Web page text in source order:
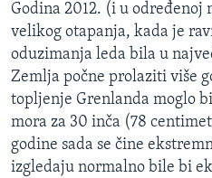
Godina 2012. (i u određenoj
velikog otapanja, kada je
oduzimanja leda bila u
Zemlja počne prolaziti više
topljenje Grenlanda moglo
mora za 30 inča (78
godine sada se čine
izgledaju normalno bile bi